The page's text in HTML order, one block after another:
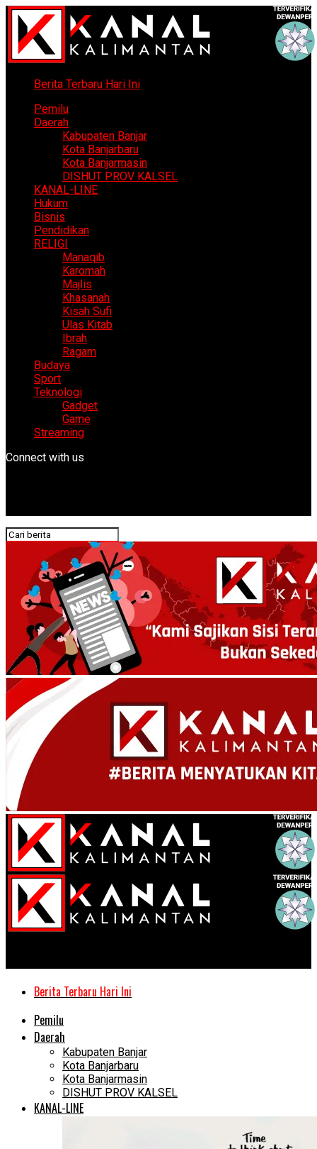
Berita Terbaru Hari Ini
Pemilu
Daerah
Kabupaten Banjar
Kota Banjarbaru
Kota Banjarmasin
DISHUT PROV KALSEL
KANAL-LINE
Hukum
Bisnis
Pendidikan
RELIGI
Manaqib
Karomah
Majlis
Khasanah
Kisah Sufi
Ulas Kitab
Ibrah
Ragam
Budaya
Sport
Teknologi
Gadget
Game
Streaming
Connect with us
Berita Terbaru Hari Ini
Pemilu
Daerah
Kabupaten Banjar
Kota Banjarbaru
Kota Banjarmasin
DISHUT PROV KALSEL
KANAL-LINE